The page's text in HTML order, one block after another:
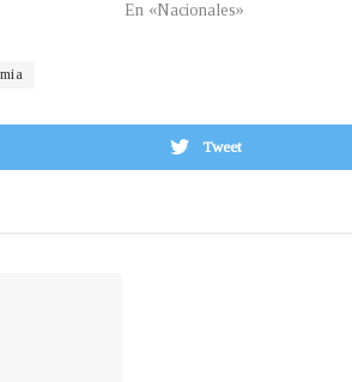
En «Nacionales»
Tweet